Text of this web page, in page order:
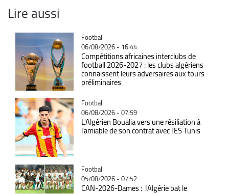
Lire aussi
Catégorie
Football
06/08/2026 - 16:44
Compétitions africaines interclubs de
football 2026-2027 : les clubs algériens
connaissent leurs adversaires aux tours
préliminaires
Catégorie
Football
06/08/2026 - 07:59
L'Algérien Boualia vers une résiliation à
l'amiable de son contrat avec l'ES Tunis
Catégorie
Football
05/08/2026 - 07:52
CAN-2026-Dames : l'Algérie bat le